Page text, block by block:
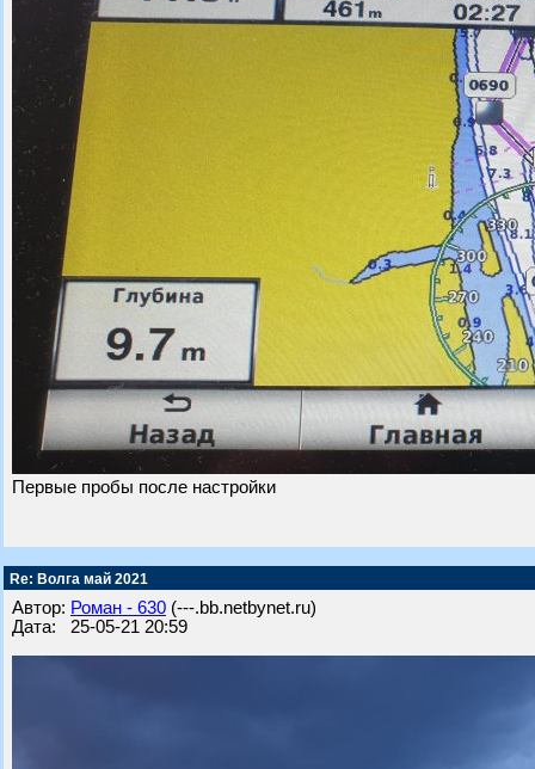
Первые пробы после настройки
Re: Волга май 2021
Автор: Роман - 630 (---.bb.netbynet.ru)
Дата: 25-05-21 20:59